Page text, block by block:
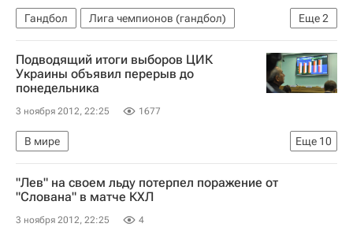
Согаз
Россия Еще2
Гандбол
Лига чемпионов (гандбол)
Динамо (Волгоград)
Ференцварош (женщины)
Подводящий итоги выборов ЦИК
Украины объявил перерыв до
понедельника
3 ноября 2012, 22:25 1677
Еще 10
В мире
Подведение итогов выборов на Украине
Украина
Весь мир
Европа
Коммунистическая партия Украины
"Лев" на своем льду потерпел поражение от
"Слована" в матче КХЛ
3 ноября 2012, 22:25 4